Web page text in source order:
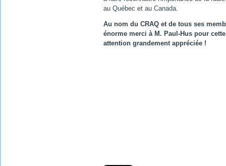
au Québec et au Canada.
Au nom du CRAQ et de tous ses
énorme merci à M. Paul-Hus pour cette
attention grandement appréciée !